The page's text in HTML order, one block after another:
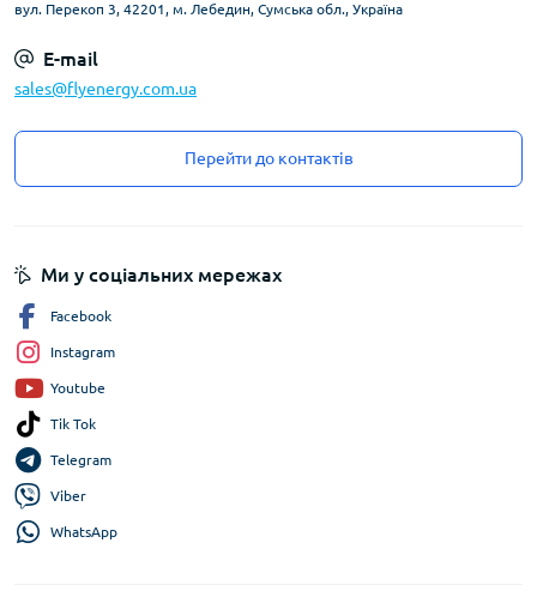
вул. Перекоп 3, 42201, м. Лебедин, Сумська обл., Україна
E-mail
sales@flyenergy.com.ua
Перейти до контактів
Ми у соціальних мережах
Facebook
Instagram
Youtube
Tik Tok
Telegram
Viber
WhatsApp